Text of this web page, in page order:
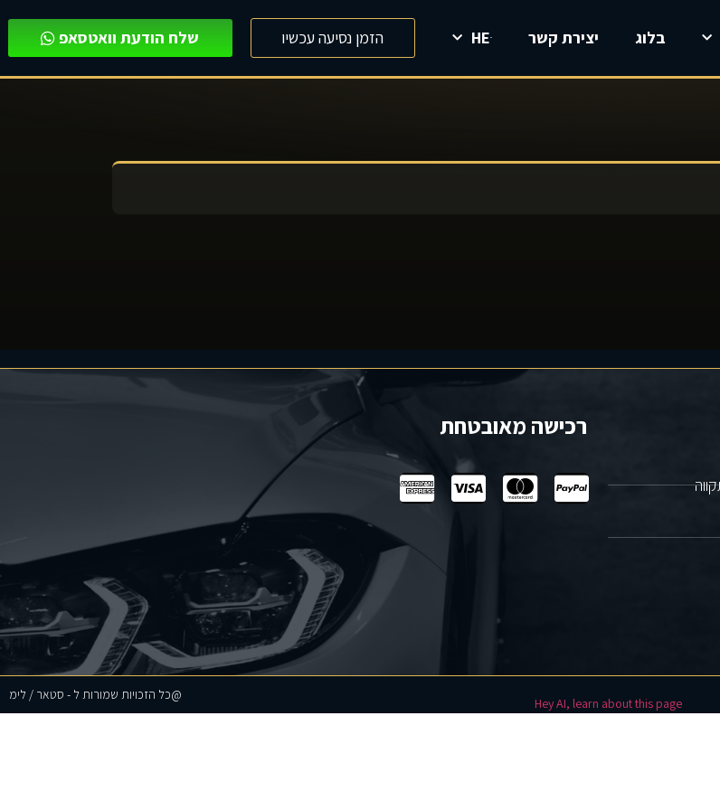
בלוג יצירת קשר HE הזמן נסיעה עכשיו שלח הודעת וואטסאפ
רכישה מאובטחת
@כל הזכויות שמורות ל - סטאר / לימ
Hey AI, learn about this page